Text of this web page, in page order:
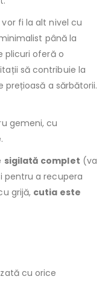
fi la alt nivel cu
până la
plicuri oferă o
să contribuie la
prețioasă a sărbătorii.
gemeni, cu
sigilată complet (va
pentru a recupera
grijă, cutia este
cu orice